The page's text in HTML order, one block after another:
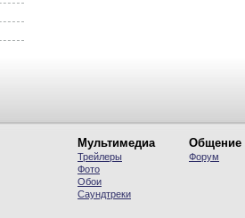
Мультимедиа
Трейлеры
Фото
Обои
Саундтреки
Общение
Форум